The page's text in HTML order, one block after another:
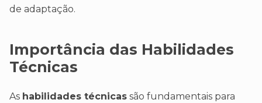
de adaptação.
Importância das Habilidades
Técnicas
As habilidades técnicas são fundamentais para